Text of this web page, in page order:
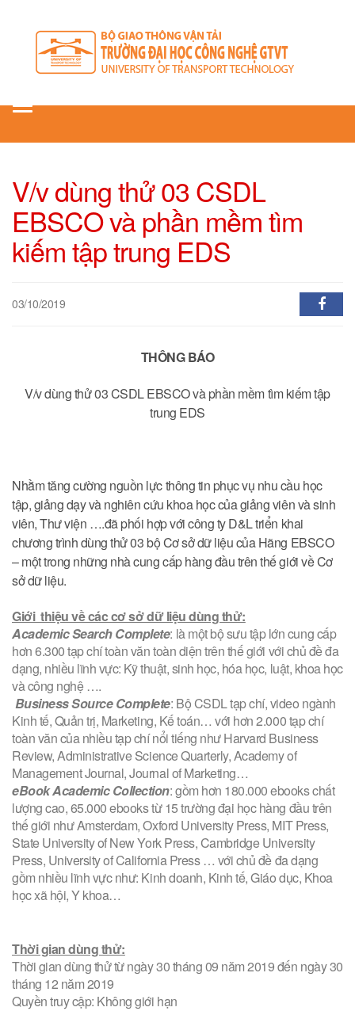
Toggle
V/v dùng thử 03 CSDL
EBSCO và phần mềm tìm
kiếm tập trung EDS
03/10/2019
THÔNG BÁO
V/v dùng thử 03 CSDL EBSCO và phần mềm tìm kiếm tập
trung EDS
Nhằm tăng cường nguồn lực thông tin phục vụ nhu cầu học
tập, giảng dạy và nghiên cứu khoa học của giảng viên và sinh
viên, Thư viện ….đã phối hợp với công ty D&L triển khai
chương trình dùng thử 03 bộ Cơ sở dữ liệu của Hãng EBSCO
– một trong những nhà cung cấp hàng đầu trên thế giới về Cơ
sở dữ liệu.
Giới thiệu về các cơ sở dữ liệu dùng thử:
Academic Search Complete: là một bộ sưu tập lớn cung cấp
hơn 6.300 tạp chí toàn văn toàn diện trên thế giới với chủ đề đa
dạng, nhiều lĩnh vực: Kỹ thuật, sinh học, hóa học, luật, khoa học
và công nghệ ….
Business Source Complete: Bộ CSDL tạp chí, video ngành
Kinh tế, Quản trị, Marketing, Kế toán… với hơn 2.000 tạp chí
toàn văn của nhiều tạp chí nổi tiếng như Harvard Business
Review, Administrative Science Quarterly, Academy of
Management Journal, Journal of Marketing…
eBook Academic Collection: gồm hơn 180.000 ebooks chất
lượng cao, 65.000 ebooks từ 15 trường đại học hàng đầu trên
thế giới như Amsterdam, Oxford University Press, MIT Press,
State University of New York Press, Cambridge University
Press, University of California Press … với chủ đề đa dạng
gồm nhiều lĩnh vực như: Kinh doanh, Kinh tế, Giáo dục, Khoa
học xã hội, Y khoa…
Thời gian dùng thử:
Thời gian dùng thử từ ngày 30 tháng 09 năm 2019 đến ngày 30
tháng 12 năm 2019
Quyền truy cập: Không giới hạn